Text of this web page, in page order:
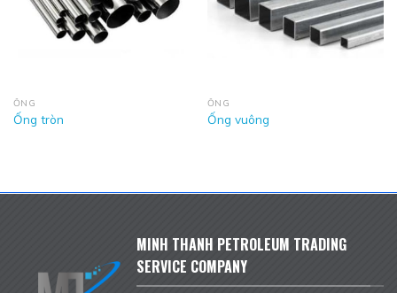
ỐNG
Ống tròn
ỐNG
Ống vuông
MINH THANH PETROLEUM TRADING
SERVICE COMPANY